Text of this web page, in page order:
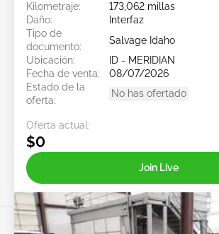
Kilometraje:
173,062 millas
Daño:
Interfaz
Tipo de
documento:
Salvage Idaho
Ubicación:
ID - MERIDIAN
Fecha de venta:
08/07/2026
Estado de la
oferta:
No has ofertado
Oferta actual:
$0
Join Live